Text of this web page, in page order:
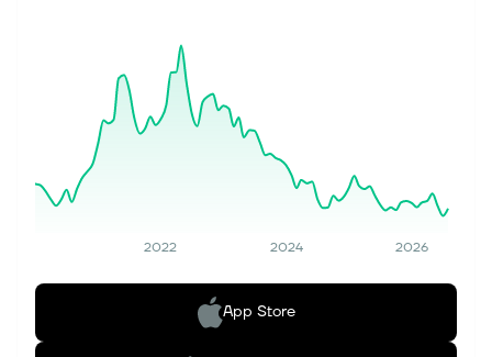
2022 2024 2026
App Store